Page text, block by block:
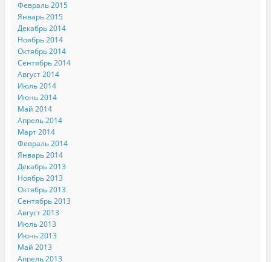
Февраль 2015
Январь 2015
Декабрь 2014
Ноябрь 2014
Октябрь 2014
Сентябрь 2014
Август 2014
Июль 2014
Июнь 2014
Май 2014
Апрель 2014
Март 2014
Февраль 2014
Январь 2014
Декабрь 2013
Ноябрь 2013
Октябрь 2013
Сентябрь 2013
Август 2013
Июль 2013
Июнь 2013
Май 2013
Апрель 2013